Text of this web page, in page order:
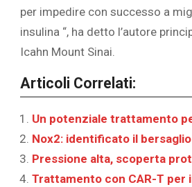
per impedire con successo a
insulina “, ha detto l’autore
Icahn Mount Sinai.‎
Articoli Correlati:
Un potenziale trattamento
Nox2: identificato il
Pressione alta, scoperta
Trattamento con CAR-T per